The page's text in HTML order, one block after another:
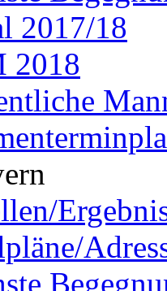
2017/18
2018